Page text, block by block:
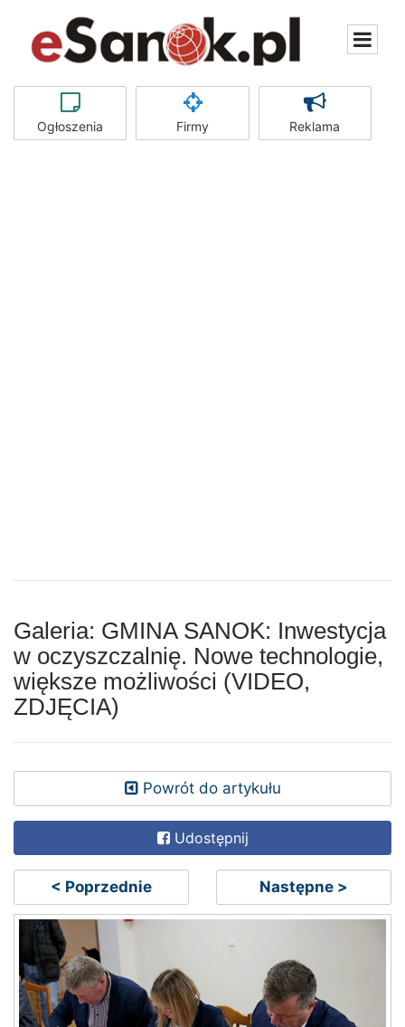
Ogłoszenia Firmy Reklama
Galeria: GMINA SANOK: Inwestycja
w oczyszczalnię. Nowe technologie,
większe możliwości (VIDEO,
ZDJĘCIA)
Powrót do artykułu
Udostępnij
< Poprzednie Następne >